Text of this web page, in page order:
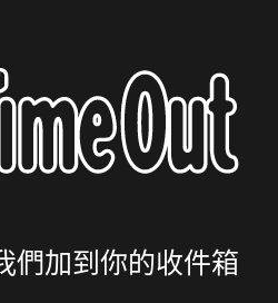
們加到你的收件箱